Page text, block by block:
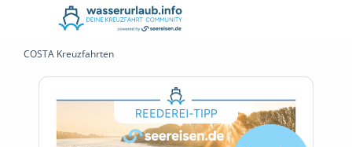
COSTA Kreuzfahrten